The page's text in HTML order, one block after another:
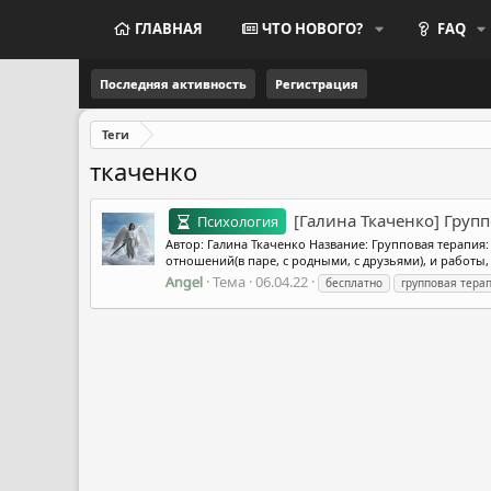
ГЛАВНАЯ ЧТО НОВОГО? FAQ
Последняя активность Регистрация
Теги
ткаченко
Психология [Галина Ткаченко]
Автор: Галина Ткаченко Название: Групповая
отношений(в паре, с родными, с друзьями), и работы,
Angel Тема 06.04.22 бесплатно групповая